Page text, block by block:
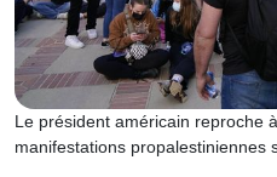
Le président américain reproche
manifestations propalestiniennes